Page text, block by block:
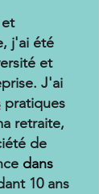
j'ai été
et
J'ai
pratiques
retraite,
de
dans
10 ans